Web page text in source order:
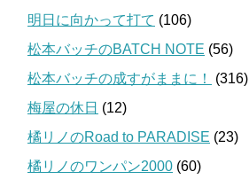
明日に向かって打て (106)
松本バッチのBATCH NOTE (56)
松本バッチの成すがままに！
(316)
梅屋の休日 (12)
橘リノのRoad to PARADISE (23)
橘リノのワンパン2000 (60)